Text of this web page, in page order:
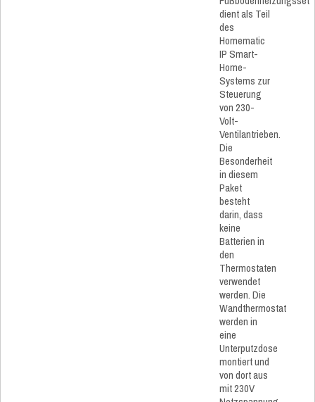
dient als Teil
des
Homematic
IP Smart-
Home-
Systems zur
Steuerung
von 230-
Volt-
Ventilantrieben.
Die
Besonderheit
in diesem
Paket
besteht
darin, dass
keine
Batterien in
den
Thermostaten
verwendet
werden. Die
Wandthermostat
werden in
eine
Unterputzdose
montiert und
von dort aus
mit 230V